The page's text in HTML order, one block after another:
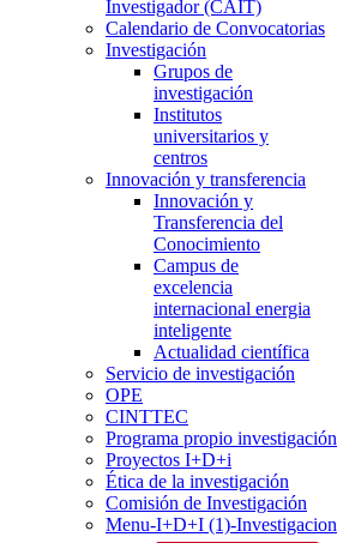
Investigador (CAIT)
Calendario de Convocatorias
Investigación
Grupos de
investigación
Institutos
universitarios y
centros
Innovación y transferencia
Innovación y
Transferencia del
Conocimiento
Campus de
excelencia
internacional energia
inteligente
Actualidad científica
Servicio de investigación
OPE
CINTTEC
Programa propio investigación
Proyectos I+D+i
Ética de la investigación
Comisión de Investigación
Menu-I+D+I (1)-Investigacion